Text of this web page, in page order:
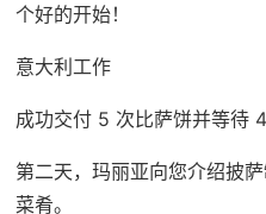
个好的开始！
意大利工作
成功交付 5 次比萨饼并等待 4
第二天，玛丽亚向您介绍披
菜肴。